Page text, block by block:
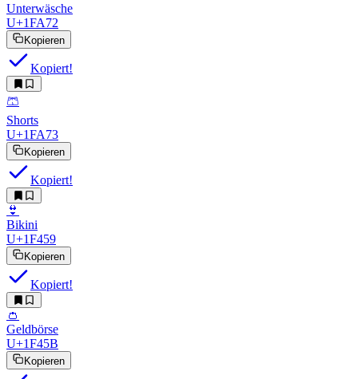
Unterwäsche
U+1FA72
Kopieren
Kopiert!
🩳
Shorts
U+1FA73
Kopieren
Kopiert!
👙
Bikini
U+1F459
Kopieren
Kopiert!
👛
Geldbörse
U+1F45B
Kopieren